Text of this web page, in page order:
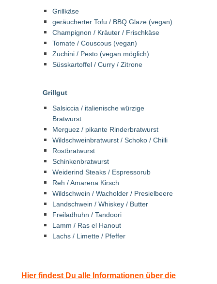
Grillkäse
geräucherter Tofu / BBQ Glaze (vegan)
Champignon / Kräuter / Frischkäse
Tomate / Couscous (vegan)
Zuchini / Pesto (vegan möglich)
Süsskartoffel / Curry / Zitrone
Grillgut
Salsiccia / italienische würzige
Bratwurst
Merguez / pikante Rinderbratwurst
Wildschweinbratwurst / Schoko / Chilli
Rostbratwurst
Schinkenbratwurst
Weiderind Steaks / Espressorub
Reh / Amarena Kirsch
Wildschwein / Wacholder / Presielbeere
Landschwein / Whiskey / Butter
Freiladhuhn / Tandoori
Lamm / Ras el Hanout
Lachs / Limette / Pfeffer
Hier findest Du alle Informationen über die